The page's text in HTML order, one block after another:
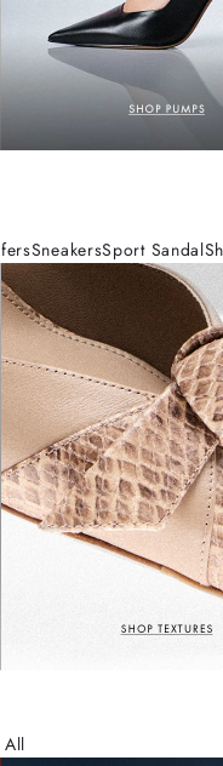
SneakersSport Sandal
All